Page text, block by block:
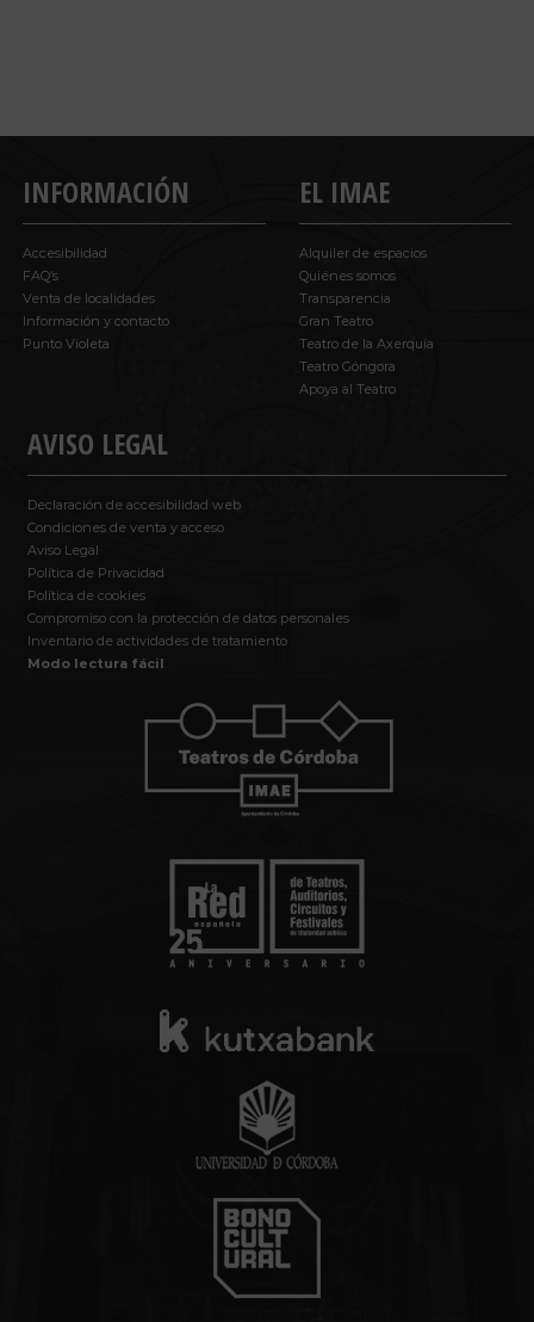
INFORMACIÓN
Accesibilidad
FAQ’s
Venta de localidades
Información y contacto
Punto Violeta
AVISO LEGAL
Declaración de accesibilidad web
Condiciones de venta y acceso
Aviso Legal
Política de Privacidad
Política de cookies
Compromiso con la protección de datos personales
Inventario de actividades de tratamiento
Modo lectura fácil
EL IMAE
Alquiler de espacios
Quiénes somos
Transparencia
Gran Teatro
Teatro de la Axerquía
Teatro Góngora
Apoya al Teatro